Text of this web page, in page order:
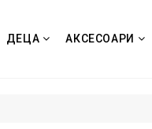
ДЕЦА АКСЕСОАРИ